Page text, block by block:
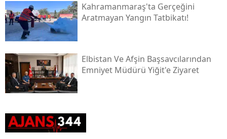
Kahramanmaraş'ta Gerçeğini
Aratmayan Yangın Tatbikatı!
Elbistan Ve Afşin Başsavcılarından
Emniyet Müdürü Yiğit'e Ziyaret